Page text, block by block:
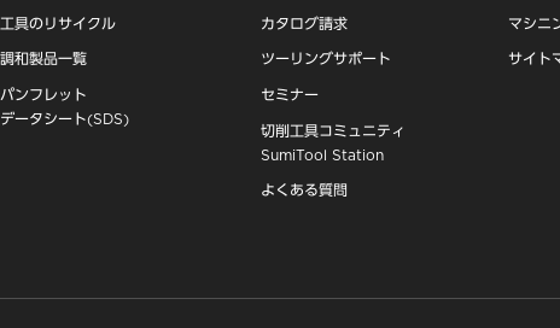
具のリサイクル
和製品一覧
ンフレット
ータシート(SDS)
カタログ請求
ツーリングサポート
セミナー
切削工具コミュニティ
SumiTool Station
よくある質問
マシニ
サイト